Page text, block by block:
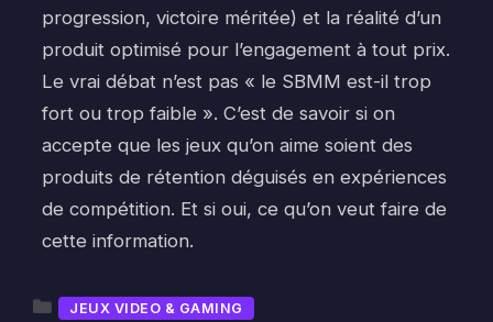
progression, victoire méritée) et la réalité d’un
produit optimisé pour l’engagement à tout prix.
Le vrai débat n’est pas « le SBMM est-il trop
fort ou trop faible ». C’est de savoir si on
accepte que les jeux qu’on aime soient des
produits de rétention déguisés en expériences
de compétition. Et si oui, ce qu’on veut faire de
cette information.
Catégories
JEUX VIDEO & GAMING